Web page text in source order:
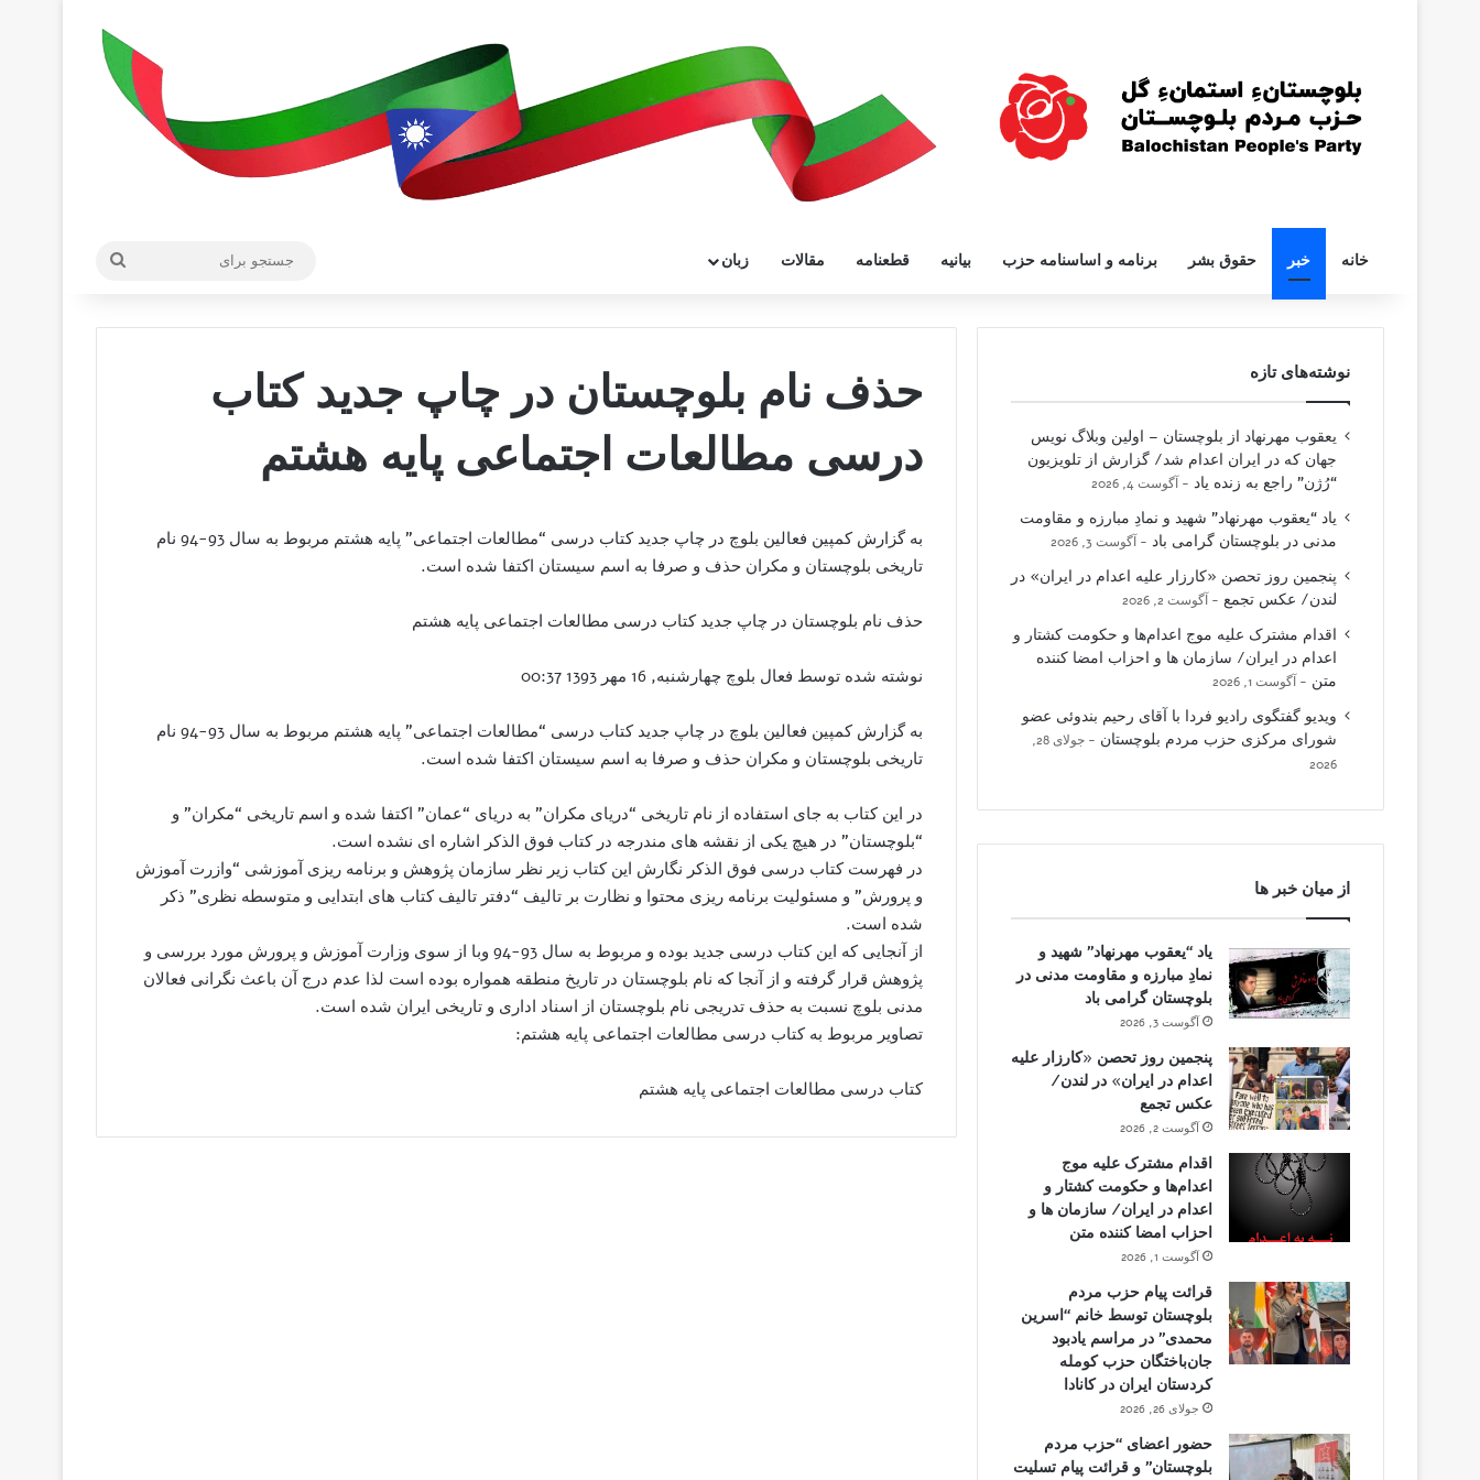
خانه خبر حقوق بشر برنامه و اساسنامه حزب بیانیه قطعنامه مقالات زبان
حذف نام بلوچستان در چاپ جدید کتاب
درسی مطالعات اجتماعی پایه هشتم
به گزارش کمپین فعالین بلوچ در چاپ جدید کتاب درسی “مطالعات اجتماعی” پایه هشتم مربوط به سال 93-94 نام
تاریخی بلوچستان و مکران حذف و صرفا به اسم سیستان اکتفا شده است.
حذف نام بلوچستان در چاپ جدید کتاب درسی مطالعات اجتماعی پایه هشتم
نوشته شده توسط فعال بلوچ چهارشنبه, 16 مهر 1393 00:37
به گزارش کمپین فعالین بلوچ در چاپ جدید کتاب درسی “مطالعات اجتماعی” پایه هشتم مربوط به سال 93-94 نام
تاریخی بلوچستان و مکران حذف و صرفا به اسم سیستان اکتفا شده است.
در این کتاب به جای استفاده از نام تاریخی “دریای مکران” به دریای “عمان” اکتفا شده و اسم تاریخی “مکران” و
“بلوچستان” در هیچ یکی از نقشه های مندرجه در کتاب فوق الذکر اشاره ای نشده است.
در فهرست کتاب درسی فوق الذکر نگارش این کتاب زیر نظر سازمان پژوهش و برنامه ریزی آموزشی “وازرت آموزش
و پرورش” و مسئولیت برنامه ریزی محتوا و نظارت بر تالیف “دفتر تالیف کتاب های ابتدایی و متوسطه نظری” ذکر
شده است.
از آنجایی که این کتاب درسی جدید بوده و مربوط به سال 93-94 وبا از سوی وزارت آموزش و پرورش مورد بررسی و
پژوهش قرار گرفته و از آنجا که نام بلوچستان در تاریخ منطقه همواره بوده است لذا عدم درج آن باعث نگرانی فعالان
مدنی بلوچ نسبت به حذف تدریجی نام بلوچستان از اسناد اداری و تاریخی ایران شده است.
تصاویر مربوط به کتاب درسی مطالعات اجتماعی پایه هشتم:
کتاب درسی مطالعات اجتماعی پایه هشتم
نوشته‌های تازه
یعقوب مهرنهاد از بلوچستان – اولین وبلاگ نویس
جهان که در ایران اعدام شد/ گزارش از تلویزیون
“رُژن” راجع به زنده یاد
آگوست 4, 2026
یاد “یعقوب مهرنهاد” شهید و نمادِ مبارزه و مقاومت
مدنی در بلوچستان گرامی باد
آگوست 3, 2026
پنجمین روز تحصن «کارزار علیه اعدام در ایران» در
لندن/ عکس تجمع
آگوست 2, 2026
اقدام مشترک علیه موج اعدام‌ها و حکومت کشتار و
اعدام در ایران/ سازمان ها و احزاب امضا کننده
متن
آگوست 1, 2026
ویدیو گفتگوی رادیو فردا با آقای رحیم بندوئی عضو
شورای مرکزی حزب مردم بلوچستان
جولای 28,
2026
از میان خبر ها
یاد “یعقوب مهرنهاد” شهید و
نمادِ مبارزه و مقاومت مدنی در
بلوچستان گرامی باد
آگوست 3, 2026
پنجمین روز تحصن «کارزار علیه
اعدام در ایران» در لندن/
عکس تجمع
آگوست 2, 2026
اقدام مشترک علیه موج
اعدام‌ها و حکومت کشتار و
اعدام در ایران/ سازمان ها و
احزاب امضا کننده متن
آگوست 1, 2026
قرائت پیام حزب مردم
بلوچستان توسط خانم “اسرین
محمدی” در مراسم یادبود
جان‌باختگان حزب کومله
کردستان ایران در کانادا
جولای 26, 2026
حضور اعضای “حزب مردم
بلوچستان” و قرائت پیام تسلیت